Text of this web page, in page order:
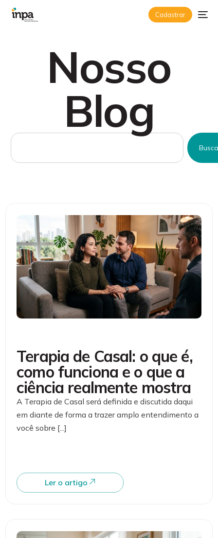
Cadastrar
Nosso
Blog
Terapia de Casal: o que é,
como funciona e o que a
ciência realmente mostra
A Terapia de Casal será definida e discutida daqui
em diante de forma a trazer amplo entendimento a
você sobre [...]
Ler o artigo